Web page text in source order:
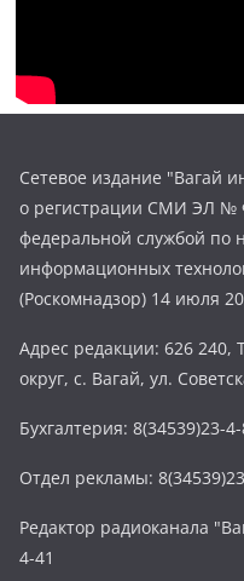
Сетевое издание "Вагай
о регистрации СМИ ЭЛ №
федеральной службой по
информационных
(Роскомнадзор) 14 июля
Адрес редакции: 626 240,
округ, с. Вагай, ул.
Бухгалтерия: 8(34539)23-
Отдел рекламы:
Редактор радиоканала
4-41